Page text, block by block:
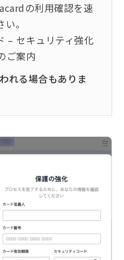
の利用確認を速
。
– セキュリティ強化
ご案内
れる場合もありま